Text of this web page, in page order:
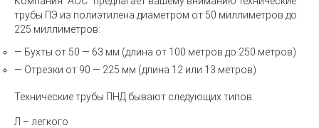
трубы ПЭ из полиэтилена диаметром от 50 миллиметров до
225 миллиметров:
— Бухты от 50 — 63 мм (длина от 100 метров до 250 метров)
— Отрезки от 90 — 225 мм (длина 12 или 13 метров)
Технические трубы ПНД бывают следующих типов:
Л – легкого